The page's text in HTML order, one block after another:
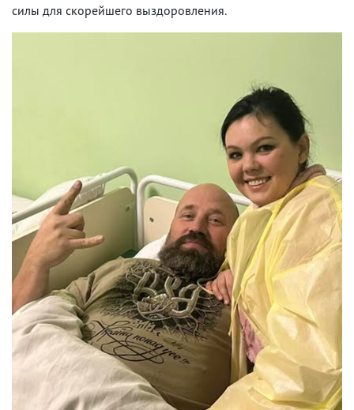
силы для скорейшего выздоровления.